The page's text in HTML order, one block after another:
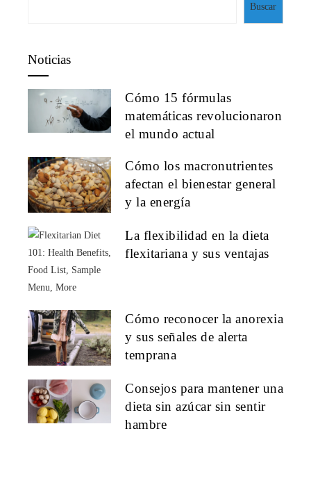
Buscar
Noticias
Cómo 15 fórmulas
matemáticas revolucionaron
el mundo actual
Cómo los macronutrientes
afectan el bienestar general
y la energía
La flexibilidad en la dieta
flexitariana y sus ventajas
Cómo reconocer la anorexia
y sus señales de alerta
temprana
Consejos para mantener una
dieta sin azúcar sin sentir
hambre